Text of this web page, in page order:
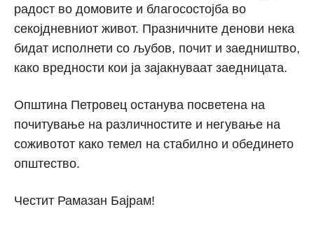
радост во домовите и благосостојба во
секојдневниот живот. Празничните денови нека
бидат исполнети со љубов, почит и заедништво,
како вредности кои ја зајакнуваат заедницата.
Општина Петровец останува посветена на
почитување на различностите и негување на
соживотот како темел на стабилно и обединето
општество.
Честит Рамазан Бајрам!